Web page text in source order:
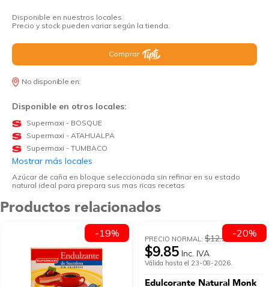
Disponible en nuestros locales.
Precio y stock pueden variar según la tienda.
Comprar
No disponible en:
Disponible en otros locales:
Supermaxi - BOSQUE
Supermaxi - ATAHUALPA
Supermaxi - TUMBACO
Mostrar más locales
Azúcar de caña en bloque seleccionada sin refinar en su estado
natural ideal para prepara sus mas ricas recetas
Productos relacionados
-19% PRECIO NORMAL:$12.31
$9.85 Inc. IVA
Válida hasta el 23-08-2026.
Edulcorante Natural Monk
-20%